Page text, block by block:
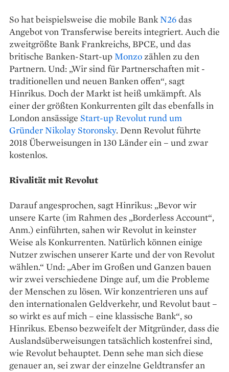
So hat beispielsweise die ­mobile Bank N26das
Angebot von Transferwise bereits inte­griert. Auch die
zweitgrößte Bank Frankreichs, BPCE, und das
britische Banken-­Start-up Monzozählen zu den
Partnern. Und: „Wir sind für Partnerschaften mit ­
traditionellen und neuen Banken offen“, sagt
Hinrikus. Doch der Markt ist heiß umkämpft. Als
einer der größten Konkurrenten gilt das ebenfalls in
London ansässige Start-up Revolut rund um
Gründer ­Nikolay Storon­sky. Denn Revolut führte
2018 Überweisungen in 130 Länder ein – und zwar
kostenlos.
Rivalität mit Revolut
Darauf angesprochen, sagt Hinrikus: „Bevor wir
unsere ­Karte (im Rahmen des „Borderless Account“,
Anm.) einführten, sahen wir Revolut in keinster
Weise als Konkurrenten. Natürlich können ­einige
Nutzer zwischen unserer ­Karte und der von Revolut
wählen.“ Und: „Aber im Großen und Ganzen ­bauen
wir zwei verschiedene Dinge auf, um die Probleme
der Menschen zu lösen. Wir konzentrieren uns auf
den internationalen Geldverkehr, und Revolut baut –
so wirkt es auf mich – eine klassische Bank“, so
Hinrikus. Ebenso bezweifelt der Mitgründer, dass die
Auslandsüberweisungen tatsächlich kostenfrei sind,
wie Revolut behauptet. Denn sehe man sich diese
genauer an, sei zwar der einzelne Geldtransfer an